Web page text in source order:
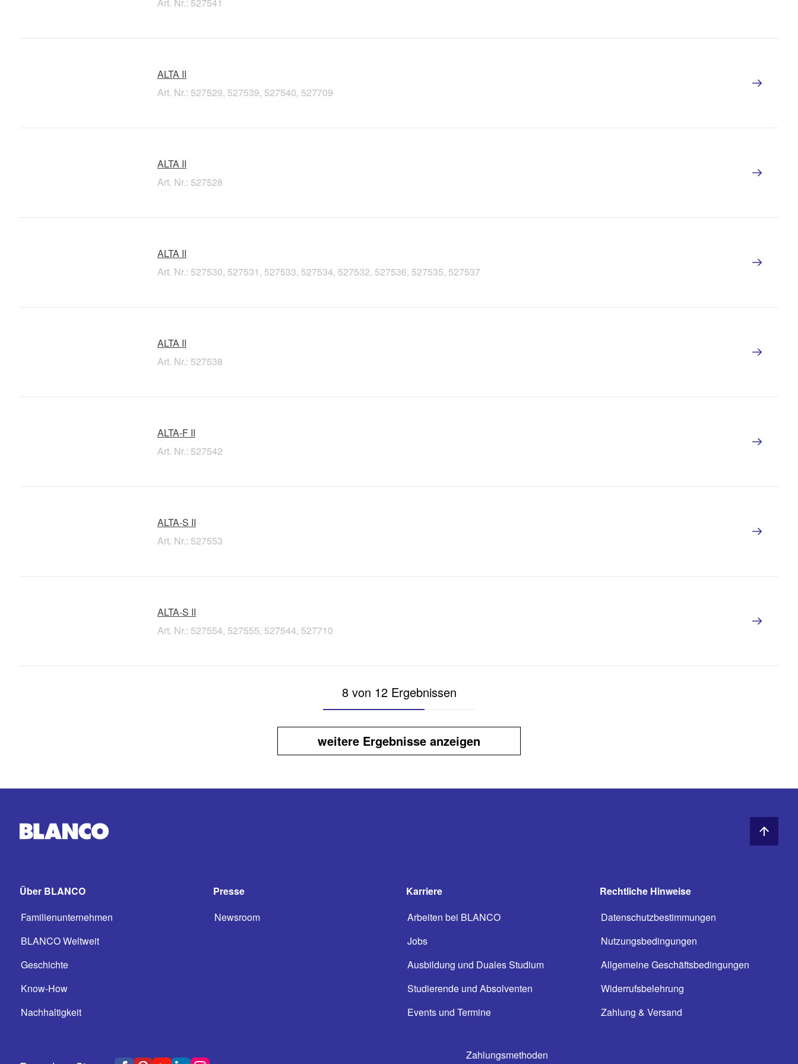
ALTA II
Art. Nr.: 527529, 527539, 527540, 527709
ALTA II
Art. Nr.: 527528
ALTA II
Art. Nr.: 527530, 527531, 527533, 527534, 527532, 527536, 527535, 527537
ALTA II
Art. Nr.: 527538
ALTA-F II
Art. Nr.: 527542
ALTA-S II
Art. Nr.: 527553
ALTA-S II
Art. Nr.: 527554, 527555, 527544, 527710
8 von 12 Ergebnissen
weitere Ergebnisse anzeigen
Über BLANCO
Familienunternehmen
BLANCO Weltweit
Geschichte
Know-How
Nachhaltigkeit
Presse
Newsroom
Karriere
Arbeiten bei BLANCO
Jobs
Ausbildung und Duales Studium
Studierende und Absolventen
Events und Termine
Rechtliche Hinweise
Datenschutzbestimmungen
Nutzungsbedingungen
Allgemeine Geschäftsbedingungen
Widerrufsbelehrung
Zahlung & Versand
Zahlungsmethoden